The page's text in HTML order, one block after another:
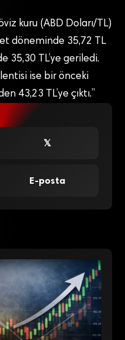
kuru (ABD Doları/TL)
döneminde 35,72 TL
35,30 TL’ye geriledi.
ise bir önceki
43,23 TL’ye çıktı.”
𝕏
E-posta